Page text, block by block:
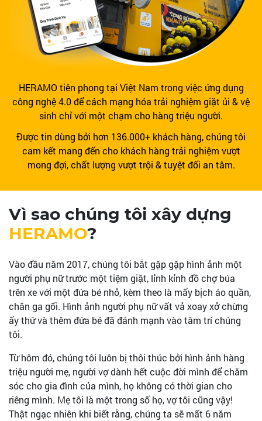
HERAMO tiên phong tại Việt Nam trong việc ứng dụng
công nghệ 4.0 để cách mạng hóa trải nghiệm giặt ủi & vệ
sinh chỉ với một chạm cho hàng triệu người.
Được tin dùng bởi hơn 136.000+ khách hàng, chúng tôi
cam kết mang đến cho khách hàng trải nghiệm vượt
mong đợi, chất lượng vượt trội & tuyệt đối an tâm.
Vì sao chúng tôi xây dựng
HERAMO?
Vào đầu năm 2017, chúng tôi bắt gặp gặp hình ảnh một
người phụ nữ trước một tiệm giặt, lỉnh kỉnh đồ chợ búa
trên xe với một đứa bé nhỏ, kèm theo là mấy bịch áo quần,
chăn ga gối. Hình ảnh người phụ nữ vất vả xoay xở chừng
ấy thứ và thêm đứa bé đã đánh mạnh vào tâm trí chúng
tôi.
Từ hôm đó, chúng tôi luôn bị thôi thúc bởi hình ảnh hàng
triệu người mẹ, người vợ dành hết cuộc đời mình để chăm
sóc cho gia đình của mình, họ không có thời gian cho
riêng mình. Mẹ tôi là một trong số họ, vợ tôi cũng vậy!
Thật ngạc nhiên khi biết rằng, chúng ta sẽ mất 6 năm